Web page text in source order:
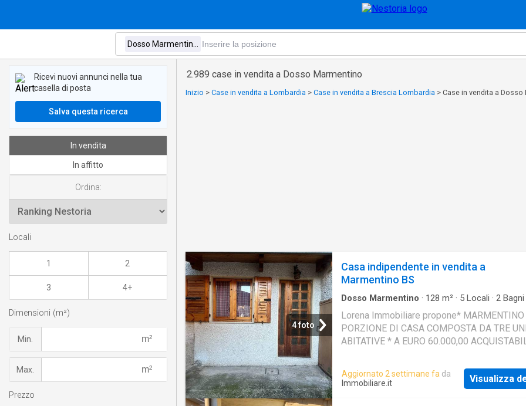
2.989 case in vendita a Dosso Marmentino
Inizio > Case in vendita a Lombardia > Case in vendita a Brescia Lombardia > Case in vendita a Dosso
4 foto
Casa indipendente in vendita a
Marmentino BS
Dosso Marmentino · 128 m² · 5 Locali · 2 Bagni
Lorena Immobiliare propone* MARMENTINO
PORZIONE DI CASA COMPOSTA DA TRE
ABITATIVE * A EURO 60.000,00
Aggiornato 2 settimane fa da
Immobiliare.it
Visualizza
Ricevi nuovi annunci nella tua
casella di posta
Salva questa ricerca
In vendita
In affitto
Ordina:
Locali
1 2
3 4+
Dimensioni (m²)
Min.
Max.
Prezzo